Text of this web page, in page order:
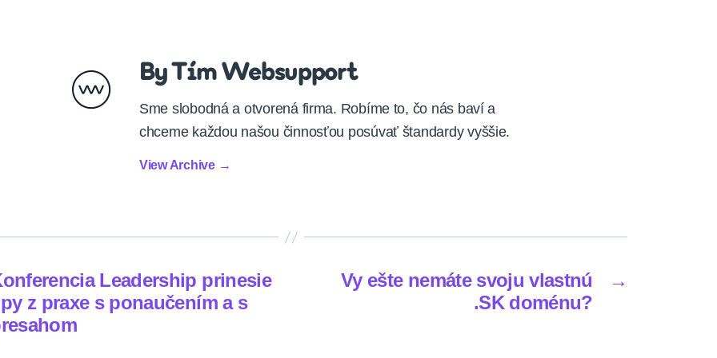
By Tím Websupport
Sme slobodná a otvorená firma. Robíme to, čo nás baví a
chceme každou našou činnosťou posúvať štandardy vyššie.
View Archive →
Leadership prinesie
z praxe s ponaučením a s
→
Vy ešte nemáte svoju vlastnú
.SK doménu?